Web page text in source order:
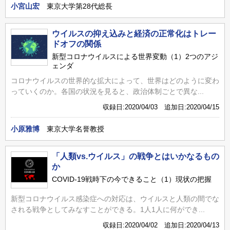
小宮山宏 東京大学第28代総長
ウイルスの抑え込みと経済の正常化はトレー
ドオフの関係
新型コロナウイルスによる世界変動（1）2つのアジ
ェンダ
コロナウイルスの世界的な拡大によって、世界はどのように変わ
っていくのか。各国の状況を見ると、政治体制ごとで異な...
収録日:2020/04/03 追加日:2020/04/15
小原雅博 東京大学名誉教授
「人類vs.ウイルス」の戦争とはいかなるもの
か
COVID-19戦時下の今できること（1）現状の把握
新型コロナウイルス感染症への対応は、ウイルスと人類の間でな
される戦争としてみなすことができる。1人1人に何ができ...
収録日:2020/04/02 追加日:2020/04/13